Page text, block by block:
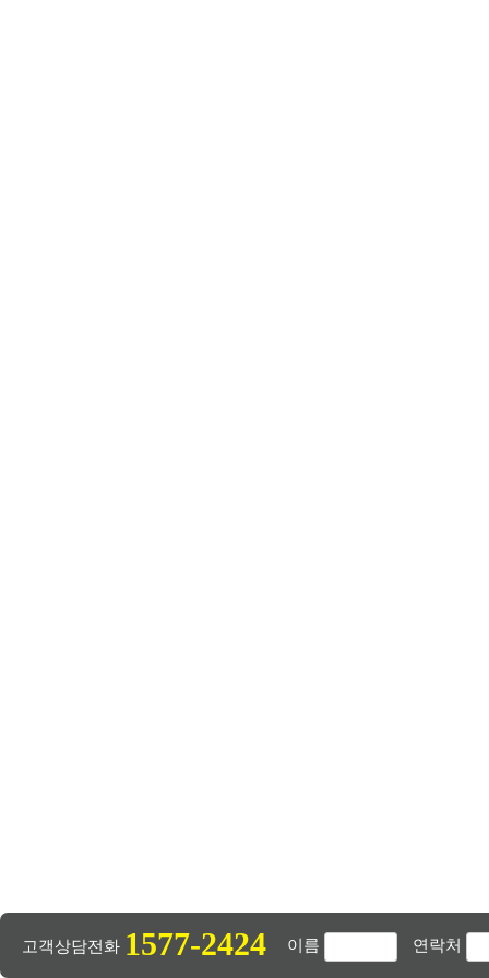
고객상담전화 1577-2424 이름 연락처